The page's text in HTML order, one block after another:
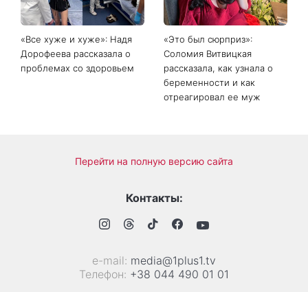
«Все хуже и хуже»: Надя
Дорофеева рассказала о
проблемах со здоровьем
«Это был сюрприз»:
Соломия Витвицкая
рассказала, как узнала о
беременности и как
отреагировал ее муж
Перейти на полную версию сайта
Контакты:
е-mail: media@1plus1.tv
Телефон: +38 044 490 01 01